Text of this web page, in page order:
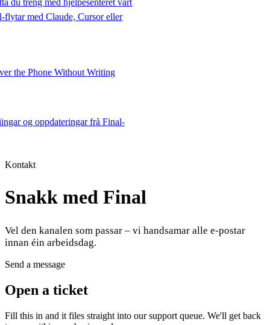
flytar med Claude, Cursor eller
the Phone Without Writing
og oppdateringar frå Final-
Merchant Hub ManageManage your business
Pay Fair & easy payments RunMake any device your POS
custom capabilities
Kontakt
Snakk med Final
Vel den kanalen som passar – vi handsamar alle e-postar
innan éin arbeidsdag.
Send a message
Open a ticket
Fill this in and it files straight into our support queue. We'll get back